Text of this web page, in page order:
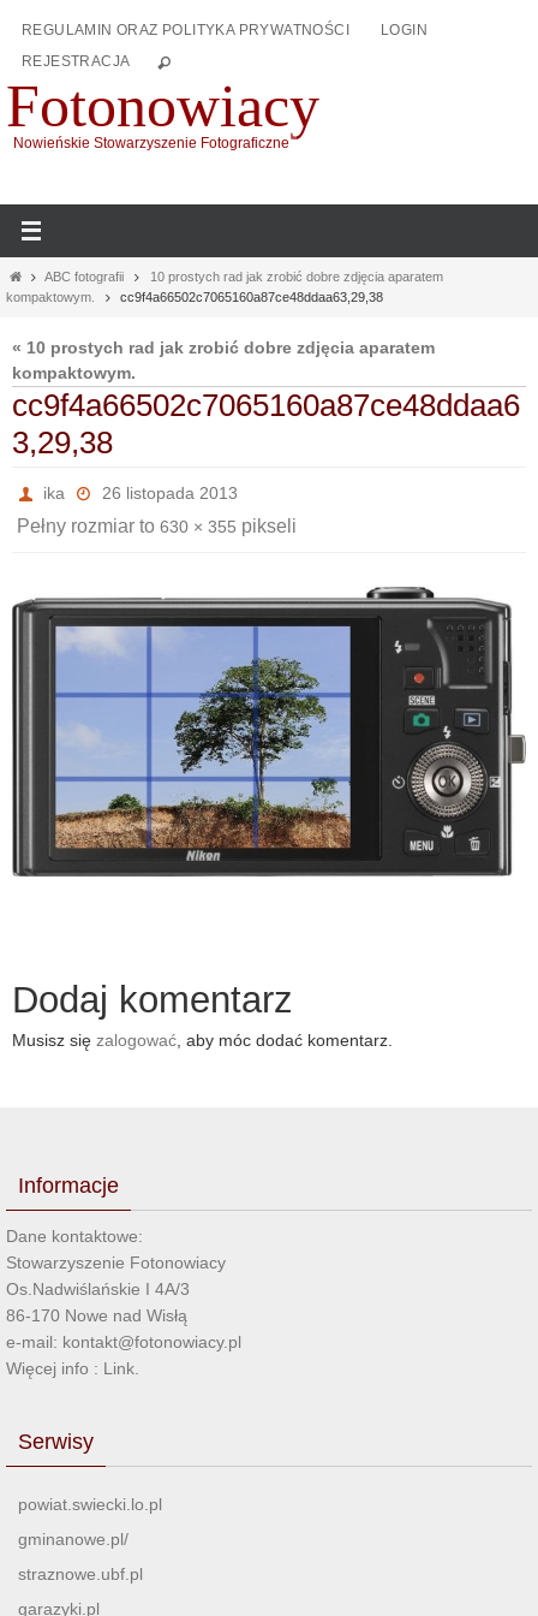
treści
REGULAMIN ORAZ POLITYKA PRYWATNOŚCI
LOGIN
REJESTRACJA
Fotonowiacy
Nowieńskie Stowarzyszenie Fotograficzne
HomeABC fotografii
10 prostych rad jak zrobić dobre zdjęcia aparatem
kompaktowym.
cc9f4a66502c7065160a87ce48ddaa63,29,38
« 10 prostych rad jak zrobić dobre zdjęcia aparatem
kompaktowym.
cc9f4a66502c7065160a87ce48ddaa6
3,29,38
ika 26 listopada 2013
Pełny rozmiar to 630 × 355 pikseli
Dodaj komentarz
Musisz się zalogować , aby móc dodać komentarz.
Informacje
Dane kontaktowe:
Stowarzyszenie Fotonowiacy
Os.Nadwiślańskie I 4A/3
86-170 Nowe nad Wisłą
e-mail: kontakt@fotonowiacy.pl
Więcej info : Link
Serwisy
powiat.swiecki.lo.pl
gminanowe.pl/
straznowe.ubf.pl
garazyki.pl